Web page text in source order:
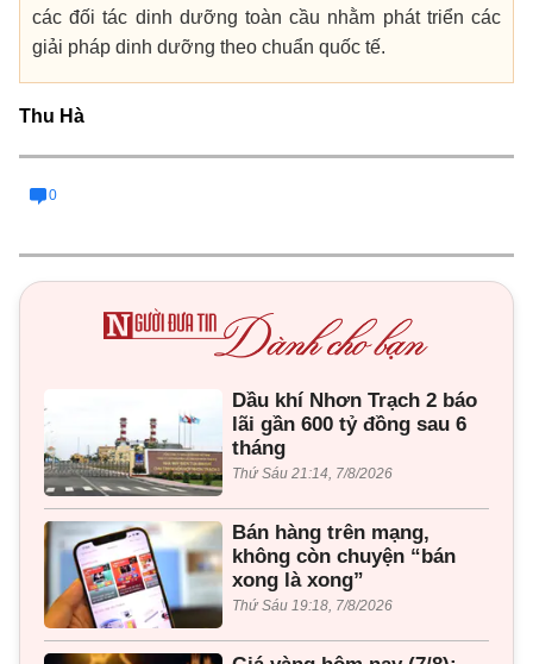
các đối tác dinh dưỡng toàn cầu nhằm phát triển các
giải pháp dinh dưỡng theo chuẩn quốc tế.
Thu Hà
0
Dầu khí Nhơn Trạch 2 báo
lãi gần 600 tỷ đồng sau 6
tháng
Thứ Sáu 21:14, 7/8/2026
Bán hàng trên mạng,
không còn chuyện “bán
xong là xong”
Thứ Sáu 19:18, 7/8/2026